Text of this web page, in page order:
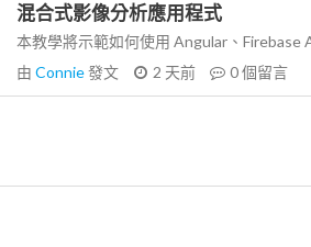
混合式影像分析應用程式
本教學將示範如何使用 Angular、Firebase
由 Connie發文 2 天前 0個留言